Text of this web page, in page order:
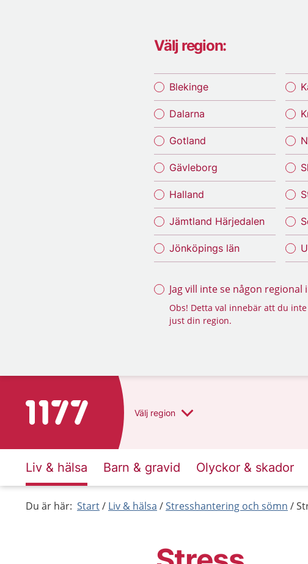
Välj region:
Blekinge
Dalarna
Gotland
Gävleborg
Halland
Jämtland Härjedalen
Jönköpings län
Jag vill inte se någon
Obs! Detta val innebär att du
just din region.
Till startsidan för 1177 Välj region
Liv & hälsa Barn & gravid Olyckor & skador
Du är här: Start Liv & hälsa Stresshantering och sömn